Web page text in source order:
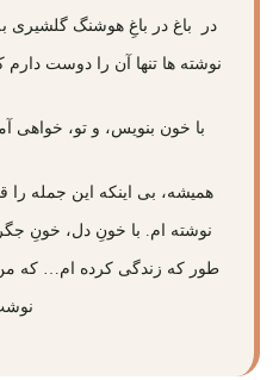
در باغ در باغِ هوشنگ گلشیری
نوشته ها تنها آن را دوست
با خون بنویس، و تو،
همیشه، بی اینکه این جمله را
نوشته ام. با خونِ دل، خونِ
طور که زندگی کرده ام… که من